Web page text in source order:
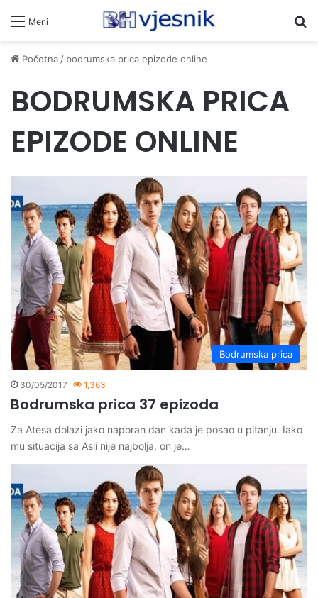
Meni
Početna/ bodrumska prica epizode online
BODRUMSKA PRICA
EPIZODE ONLINE
Bodrumska prica
30/05/2017 1,363
Bodrumska prica 37 epizoda
Za Atesa dolazi jako naporan dan kada je posao u pitanju. Iako
mu situacija sa Asli nije najbolja, on je…